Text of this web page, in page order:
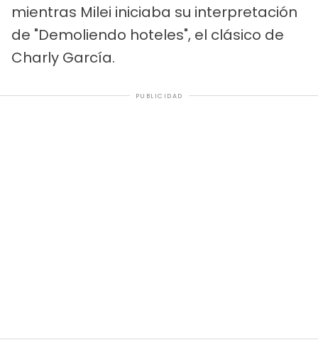
mientras Milei iniciaba su interpretación
de "Demoliendo hoteles", el clásico de
Charly García.
PUBLICIDAD